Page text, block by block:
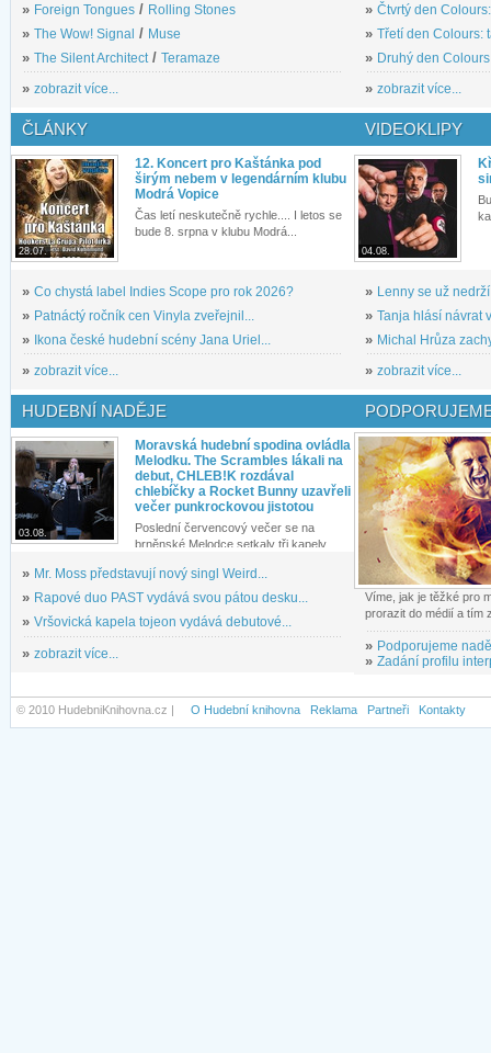
» Foreign Tongues / Rolling Stones
» The Wow! Signal / Muse
» The Silent Architect / Teramaze
» zobrazit více...
» Čtvrtý den
» Třetí den Colours:
» Druhý den
» zobrazit více...
ČLÁNKY
28.07.
12. Koncert pro Kaštánka pod
širým nebem v legendárním klubu
Modrá Vopice
Čas letí neskutečně rychle.... I letos se
bude 8. srpna v klubu Modrá...
» Co chystá label Indies Scope pro rok 2026?
» Patnáctý ročník cen Vinyla zveřejnil...
»
Ikona české hudební scény Jana Uriel...
» zobrazit více...
VIDEOKLIPY
04.08.
» Lenny se už
» Tanja hlásí návrat
» Michal Hrůza
» zobrazit více...
HUDEBNÍ NADĚJE
03.08.
Moravská hudební spodina ovládla
Melodku. The Scrambles lákali na
debut, CHLEB!K rozdával
chlebíčky a Rocket Bunny uzavřeli
večer punkrockovou jistotou
Poslední červencový večer se na
brněnské Melodce setkaly tři kapely...
» Mr. Moss představují nový singl Weird...
» Rapové duo PAST vydává svou pátou desku...
» Vršovická kapela tojeon vydává debutové...
» zobrazit více...
Víme, jak je těžké pro
prorazit do médií a tím
» Podporujeme
» Zadání profilu
© 2010 HudebniKnihovna.cz | O Hudební knihovna Reklama Partneři Kontakty